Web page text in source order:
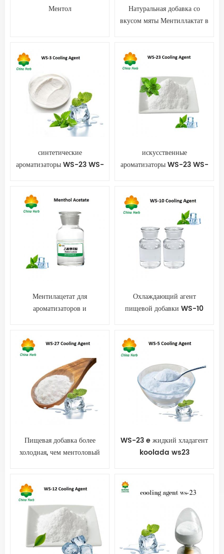
Ментол
Натуральная добавка со
вкусом мяты Ментиллактат в
синтетические
ароматизаторы WS-23 WS-
искусственные
ароматизаторы WS-23 WS-
Ментилацетат для
ароматизаторов и
Охлаждающий агент
пищевой добавки WS-10
Пищевая добавка более
холодная, чем ментоловый
WS-23 e жидкий хладагент
koolada ws23